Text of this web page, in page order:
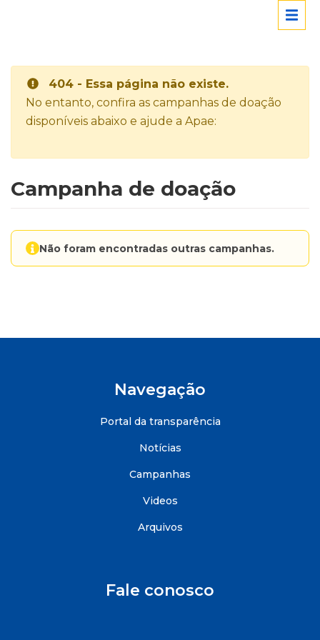
404 - Essa página não existe.
No entanto, confira as campanhas de doação
disponíveis abaixo e ajude a Apae:
Campanha de doação
Não foram encontradas outras campanhas.
Navegação
Portal da transparência
Notícias
Campanhas
Videos
Arquivos
Fale conosco